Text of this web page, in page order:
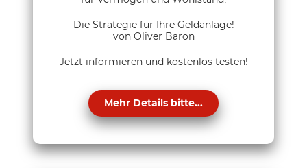
Die Strategie für Ihre Geldanlage!
von Oliver Baron
Jetzt informieren und kostenlos testen!
Mehr Details bitte...